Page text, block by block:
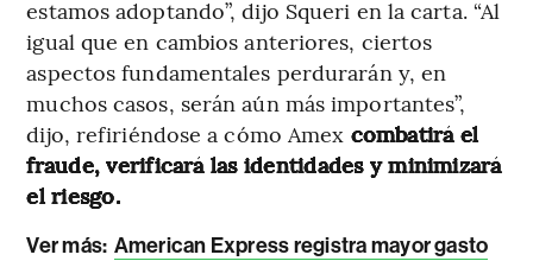
estamos adoptando”, dijo Squeri en la carta. “Al
igual que en cambios anteriores, ciertos
aspectos fundamentales perdurarán y, en
muchos casos, serán aún más importantes”,
dijo, refiriéndose a cómo Amex combatirá el
fraude, verificará las identidades y minimizará
el riesgo.
Ver más: American Express registra mayor gasto